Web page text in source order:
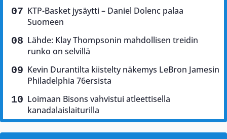
KTP-Basket jysäytti – Daniel Dolenc palaa
Suomeen
Lähde: Klay Thompsonin mahdollisen treidin
runko on selvillä
Kevin Durantilta kiistelty näkemys LeBron Jamesin
Philadelphia 76ersista
Loimaan Bisons vahvistui atleettisella
kanadalaislaiturilla